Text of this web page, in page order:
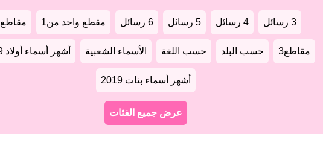
3 رسائل 4 رسائل 5 رسائل 6 رسائل مقطع واحد من1 مقاطع2
مقاطع3 حسب البلد حسب اللغة الأسماء الشعبية أشهر أسماء أولاد 2019
أشهر أسماء بنات 2019
عرض جميع الفئات